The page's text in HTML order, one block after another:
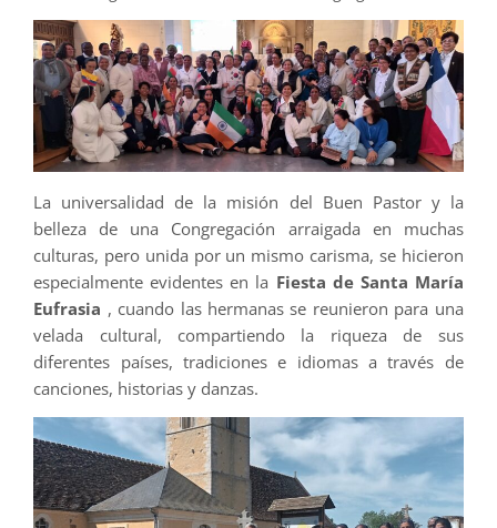
La universalidad de la misión del Buen Pastor y la
belleza de una Congregación arraigada en muchas
culturas, pero unida por un mismo carisma, se hicieron
especialmente evidentes en la Fiesta de Santa María
Eufrasia , cuando las hermanas se reunieron para una
velada cultural, compartiendo la riqueza de sus
diferentes países, tradiciones e idiomas a través de
canciones, historias y danzas.